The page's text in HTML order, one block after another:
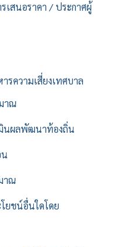
เสนอราคา / ประกาศผู้
รความเสี่ยงเทศบาล
าณ
นผลพัฒนาท้องถิ่น
าณ
ยชน์อื่นใดโดย